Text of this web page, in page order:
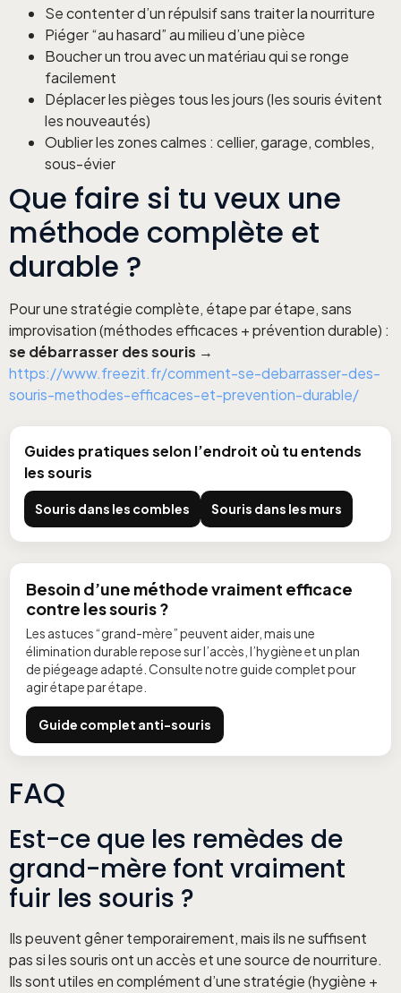
Se contenter d’un répulsif sans traiter la nourriture
Piéger “au hasard” au milieu d’une pièce
Boucher un trou avec un matériau qui se ronge
facilement
Déplacer les pièges tous les jours (les souris évitent
les nouveautés)
Oublier les zones calmes : cellier, garage, combles,
sous-évier
Que faire si tu veux une
méthode complète et
durable ?
Pour une stratégie complète, étape par étape, sans
improvisation (méthodes efficaces + prévention durable) :
se débarrasser des souris →
https://www.freezit.fr/comment-se-debarrasser-des-
souris-methodes-efficaces-et-prevention-durable/
Guides pratiques selon l’endroit où tu entends
les souris
Souris dans les combles Souris dans les murs
Besoin d’une méthode vraiment efficace
contre les souris ?
Les astuces “grand-mère” peuvent aider, mais une
élimination durable repose sur l’accès, l’hygiène et un plan
de piégeage adapté. Consulte notre guide complet pour
agir étape par étape.
Guide complet anti-souris
FAQ
Est-ce que les remèdes de
grand-mère font vraiment
fuir les souris ?
Ils peuvent gêner temporairement, mais ils ne suffisent
pas si les souris ont un accès et une source de nourriture.
Ils sont utiles en complément d’une stratégie (hygiène +